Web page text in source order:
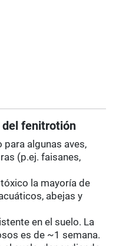
del fenitrotión
algunas aves,
(p.ej. faisanes,
la mayoría de
abejas y
en el suelo. La
es de ~1 semana.